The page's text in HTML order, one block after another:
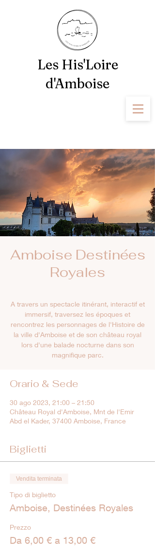
Les His'Loire
d'Amboise
Amboise Destinées
Royales
A travers un spectacle itinérant, interactif et
immersif, traversez les époques et
rencontrez les personnages de l'Histoire de
la ville d'Amboise et de son château royal
lors d'une balade nocturne dans son
magnifique parc.
Orario & Sede
30 ago 2023, 21:00 – 21:50
Château Royal d'Amboise, Mnt de l'Emir
Abd el Kader, 37400 Amboise, France
Biglietti
Vendita terminata
Tipo di biglietto
Amboise, Destinées Royales
Prezzo
Da 6,00 € a 13,00 €